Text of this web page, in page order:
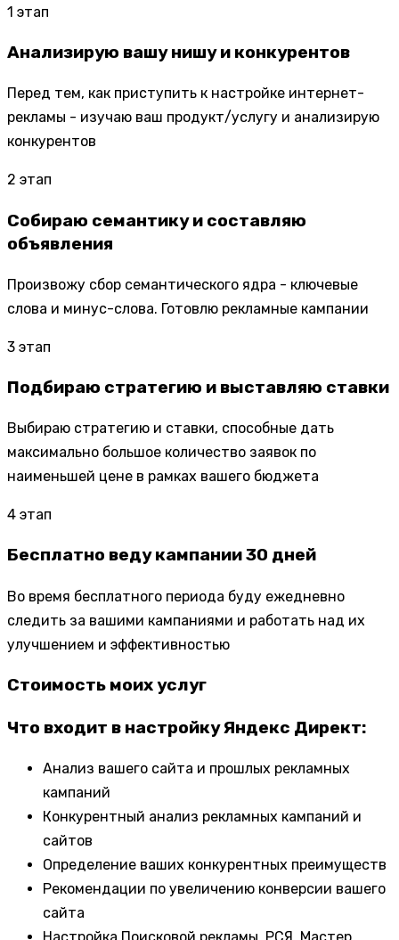
1 этап
Анализирую вашу нишу и конкурентов
Перед тем, как приступить к настройке интернет-
рекламы - изучаю ваш продукт/услугу и анализирую
конкурентов
2 этап
Собираю семантику и составляю
объявления
Произвожу сбор семантического ядра - ключевые
слова и минус-слова. Готовлю рекламные кампании
3 этап
Подбираю стратегию и выставляю ставки
Выбираю стратегию и ставки, способные дать
максимально большое количество заявок по
наименьшей цене в рамках вашего бюджета
4 этап
Бесплатно веду кампании 30 дней
Во время бесплатного периода буду ежедневно
следить за вашими кампаниями и работать над их
улучшением и эффективностью
Стоимость моих услуг
Что входит в настройку Яндекс Директ:
Анализ вашего сайта и прошлых рекламных
кампаний
Конкурентный анализ рекламных кампаний и
сайтов
Определение ваших конкурентных преимуществ
Рекомендации по увеличению конверсии вашего
сайта